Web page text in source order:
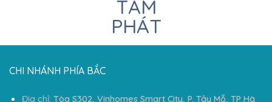
CHI NHÁNH PHÍA BẮC
Địa chỉ: Tòa S302, Vinhomes Smart City, P. Tây Mỗ, TP Hà